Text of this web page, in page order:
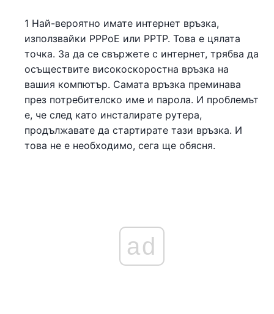
1 Най-вероятно имате интернет връзка,
използвайки PPPoE или PPTP. Това е цялата
точка. За да се свържете с интернет, трябва да
осъществите високоскоростна връзка на
вашия компютър. Самата връзка преминава
през потребителско име и парола. И проблемът
е, че след като инсталирате рутера,
продължавате да стартирате тази връзка. И
това не е необходимо, сега ще обясня.
ad